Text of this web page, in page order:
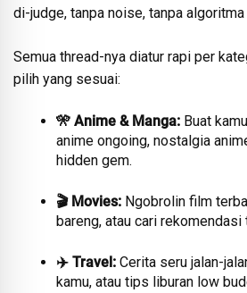
di-judge, tanpa noise, tanpa
Semua thread-nya diatur rapi per
pilih yang sesuai:
🎌 Anime & Manga: Buat
anime ongoing, nostalgia
hidden gem.
🎬 Movies: Ngobrolin film
bareng, atau cari rekomendasi
✈️ Travel: Cerita seru jalan-
kamu, atau tips liburan low